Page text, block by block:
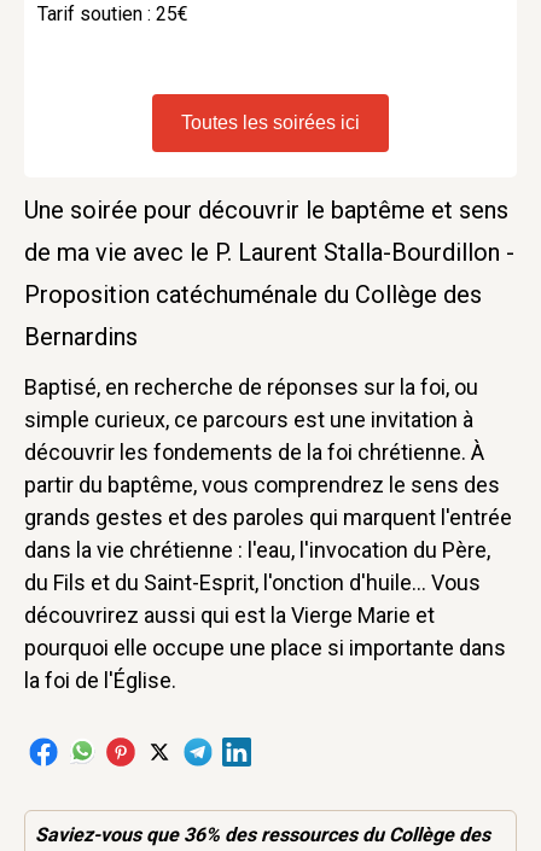
Tarif soutien : 25€
Toutes les soirées ici
Une soirée pour découvrir le baptême et sens
de ma vie avec le P. Laurent Stalla-Bourdillon -
Proposition catéchuménale du Collège des
Bernardins
Baptisé, en recherche de réponses sur la foi, ou
simple curieux, ce parcours est une invitation à
découvrir les fondements de la foi chrétienne. À
partir du baptême, vous comprendrez le sens des
grands gestes et des paroles qui marquent l'entrée
dans la vie chrétienne : l'eau, l'invocation du Père,
du Fils et du Saint-Esprit, l'onction d'huile... Vous
découvrirez aussi qui est la Vierge Marie et
pourquoi elle occupe une place si importante dans
la foi de l'Église.
Saviez-vous que 36% desressourcesdu Collège des